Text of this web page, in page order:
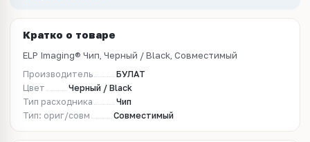
Кратко о товаре
ELP Imaging® Чип, Черный / Black, Совместимый
Производитель
БУЛАТ
Цвет
Черный / Black
Тип расходника
Чип
Тип: ориг/совм
Совместимый